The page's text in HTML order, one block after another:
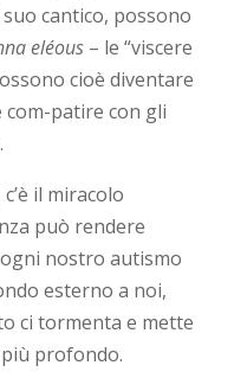
cantico, possono
eléous– le “viscere
cioè diventare
patire con gli
il miracolo
può rendere
nostro autismo
esterno a noi,
ci tormenta e mette
profondo.